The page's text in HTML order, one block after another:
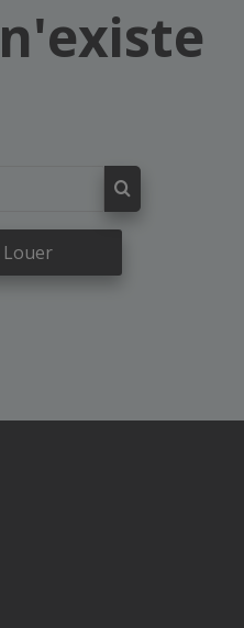
À Louer